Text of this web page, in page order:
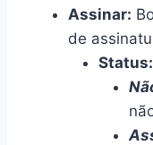
Assinar:
de
Status: